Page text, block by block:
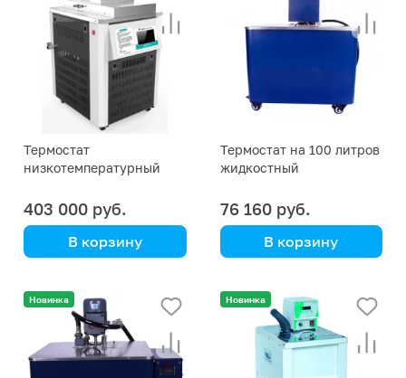
Термостат
низкотемпературный
2003GD, -20 … +200 °С
403 000 руб.
В корзину
Термостат на 100 литров
жидкостный
100
76 160 руб.
В корзину
Новинка Новинка